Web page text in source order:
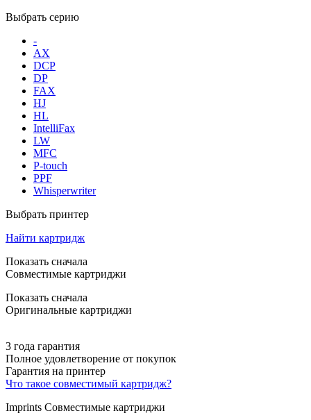
Выбрать серию
-
AX
DCP
DP
FAX
HJ
HL
IntelliFax
LW
MFC
P-touch
PPF
Whisperwriter
Выбрать принтер
Найти картридж
Показать сначала
Совместимые картриджи
Показать сначала
Оригинальные картриджи
3 года гарантия
Полное удовлетворение от покупок
Гарантия на принтер
Что такое совместимый картридж?
Imprints Совместимые картриджи